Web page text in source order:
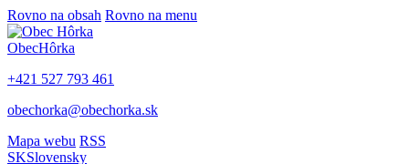
Rovno na obsah Rovno na menu
ObecHôrka
+421 527 793 461
obechorka@obechorka.sk
Mapa webu RSS
SKSlovensky